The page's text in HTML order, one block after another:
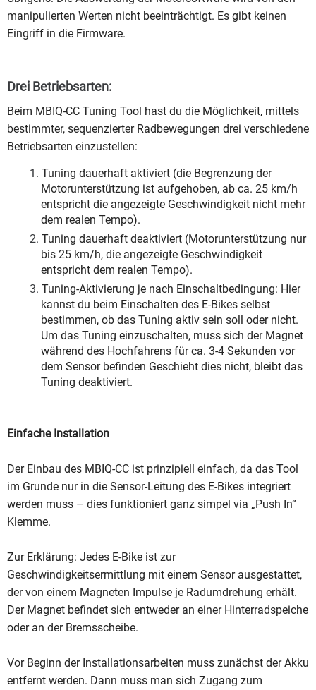
manipulierten Werten nicht beeinträchtigt. Es gibt keinen
Eingriff in die Firmware.
Drei Betriebsarten:
Beim MBIQ-CC Tuning Tool hast du die Möglichkeit, mittels
bestimmter, sequenzierter Radbewegungen drei verschiedene
Betriebsarten einzustellen:
Tuning dauerhaft aktiviert (die Begrenzung der
Motorunterstützung ist aufgehoben, ab ca. 25 km/h
entspricht die angezeigte Geschwindigkeit nicht mehr
dem realen Tempo).
Tuning dauerhaft deaktiviert (Motorunterstützung nur
bis 25 km/h, die angezeigte Geschwindigkeit
entspricht dem realen Tempo).
Tuning-Aktivierung je nach Einschaltbedingung: Hier
kannst du beim Einschalten des E-Bikes selbst
bestimmen, ob das Tuning aktiv sein soll oder nicht.
Um das Tuning einzuschalten, muss sich der Magnet
während des Hochfahrens für ca. 3-4 Sekunden vor
dem Sensor befinden Geschieht dies nicht, bleibt das
Tuning deaktiviert.
Einfache Installation
Der Einbau des MBIQ-CC ist prinzipiell einfach, da das Tool
im Grunde nur in die Sensor-Leitung des E-Bikes integriert
werden muss – dies funktioniert ganz simpel via „Push In“
Klemme.
Zur Erklärung: Jedes E-Bike ist zur
Geschwindigkeitsermittlung mit einem Sensor ausgestattet,
der von einem Magneten Impulse je Radumdrehung erhält.
Der Magnet befindet sich entweder an einer Hinterradspeiche
oder an der Bremsscheibe.
Vor Beginn der Installationsarbeiten muss zunächst der Akku
entfernt werden. Dann muss man sich Zugang zum